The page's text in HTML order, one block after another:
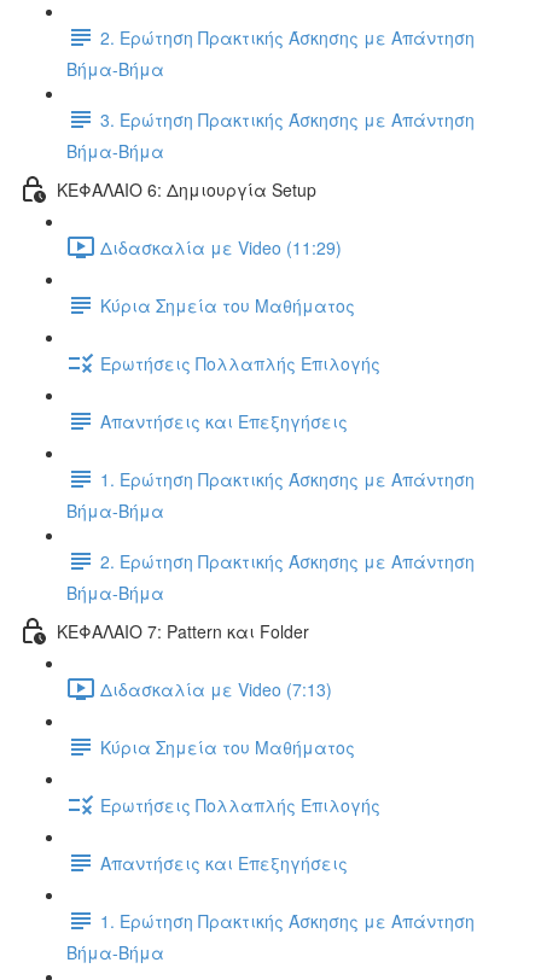
2. Ερώτηση Πρακτικής Άσκησης με Απάντηση
Βήμα-Βήμα
3. Ερώτηση Πρακτικής Άσκησης με Απάντηση
Βήμα-Βήμα
ΚΕΦΑΛΑΙΟ 6: Δημιουργία Setup
Διδασκαλία με Video (11:29)
Κύρια Σημεία του Μαθήματος
Ερωτήσεις Πολλαπλής Επιλογής
Απαντήσεις και Επεξηγήσεις
1. Ερώτηση Πρακτικής Άσκησης με Απάντηση
Βήμα-Βήμα
2. Ερώτηση Πρακτικής Άσκησης με Απάντηση
Βήμα-Βήμα
ΚΕΦΑΛΑΙΟ 7: Pattern και Folder
Διδασκαλία με Video (7:13)
Κύρια Σημεία του Μαθήματος
Ερωτήσεις Πολλαπλής Επιλογής
Απαντήσεις και Επεξηγήσεις
1. Ερώτηση Πρακτικής Άσκησης με Απάντηση
Βήμα-Βήμα